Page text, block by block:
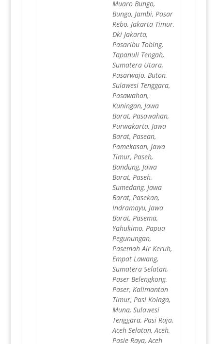
Muaro Bungo,
Bungo, Jambi, Pasar
Rebo, Jakarta Timur,
Dki Jakarta,
Pasaribu Tobing,
Tapanuli Tengah,
Sumatera Utara,
Pasarwajo, Buton,
Sulawesi Tenggara,
Pasawahan,
Kuningan, Jawa
Barat, Pasawahan,
Purwakarta, Jawa
Barat, Pasean,
Pamekasan, Jawa
Timur, Paseh,
Bandung, Jawa
Barat, Paseh,
Sumedang, Jawa
Barat, Pasekan,
Indramayu, Jawa
Barat, Pasema,
Yahukimo, Papua
Pegunungan,
Pasemah Air Keruh,
Empat Lawang,
Sumatera Selatan,
Paser Belengkong,
Paser, Kalimantan
Timur, Pasi Kolaga,
Muna, Sulawesi
Tenggara, Pasi Raja,
Aceh Selatan, Aceh,
Pasie Raya, Aceh